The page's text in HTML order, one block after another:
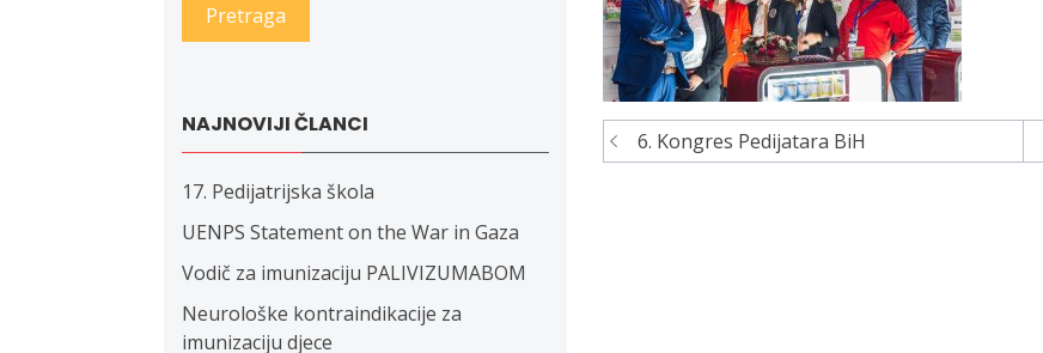
Navigacija
6. Kongres Pedijatara BiH
NAJNOVIJI ČLANCI
17. Pedijatrijska škola
UENPS Statement on the War in Gaza
Vodič za imunizaciju PALIVIZUMABOM
Neurološke kontraindikacije za
imunizaciju djece